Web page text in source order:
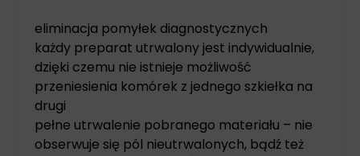
eliminacja pomyłek diagnostycznych
każdy preparat utrwalony jest indywidualnie,
dzięki czemu nie istnieje możliwość
przeniesienia komórek z jednego szkiełka na
drugi
pełne utrwalenie pobranego materiału – nie
obserwuje się pól nieutrwalonych, bądź też